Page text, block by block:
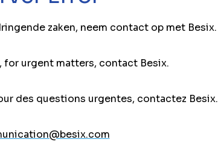
zaken, neem contact op met Besix.
for urgent matters, contact Besix.
des questions urgentes, contactez Besix.